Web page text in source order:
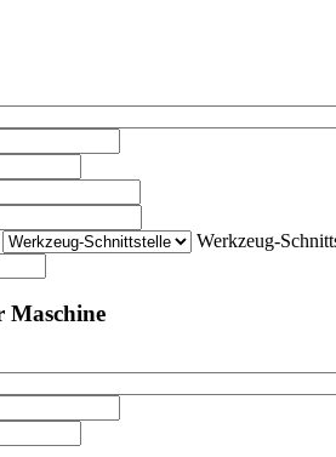
Werkzeug-
Maschine